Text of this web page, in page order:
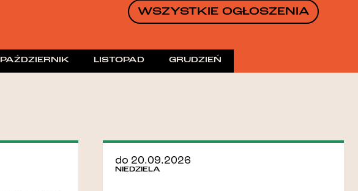
WSZYSTKIE OGŁOSZENIA
PAŹDZIERNIK LISTOPAD GRUDZIEŃ
do 20.09.2026
NIEDZIELA